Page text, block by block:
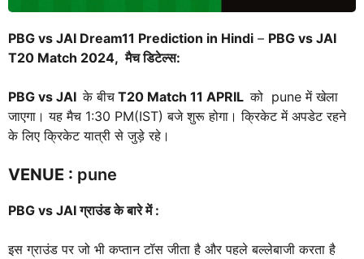
PBG vs JAI Dream11 Prediction in Hindi – PBG vs JAI
T20 Match 2024, मैच डिटेल्स:
PBG vs JAIके बीच T20 Match 11 APRIL को pune में खेला
जाएगा। यह मैच 1:30 PM(IST) बजे शुरू होगा। क्रिकेट में अपडेट रहने
के लिए क्रिकेट यात्री से जुड़े रहे।
VENUE : pune
PBG vs JAIग्राउंड के बारे में :
इस ग्राउंड पर जो भी कप्तान टॉस जीता है और पहले बल्लेबाजी करता है